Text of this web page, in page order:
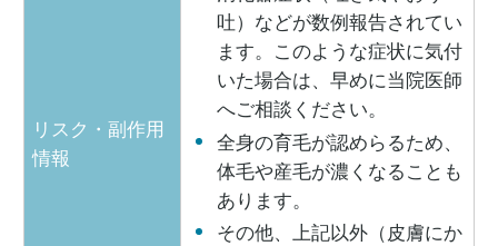
リスク・副作用
情報
吐）などが数例報告されてい
ます。このような症状に気付
いた場合は、早めに当院医師
へご相談ください。
全身の育毛が認めらるため、
体毛や産毛が濃くなることも
あります。
その他、上記以外（皮膚にか